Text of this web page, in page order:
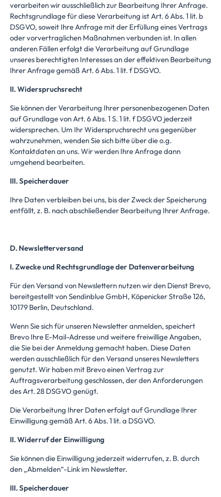
verarbeiten wir ausschließlich zur Bearbeitung Ihrer Anfrage.
Rechtsgrundlage für diese Verarbeitung ist Art. 6 Abs. 1 lit. b
DSGVO, soweit Ihre Anfrage mit der Erfüllung eines Vertrags
oder vorvertraglichen Maßnahmen verbunden ist. In allen
anderen Fällen erfolgt die Verarbeitung auf Grundlage
unseres berechtigten Interesses an der effektiven Bearbeitung
Ihrer Anfrage gemäß Art. 6 Abs. 1 lit. f DSGVO.
II. Widerspruchsrecht
Sie können der Verarbeitung Ihrer personenbezogenen Daten
auf Grundlage von Art. 6 Abs. 1 S. 1 lit. f DSGVO jederzeit
widersprechen. Um Ihr Widerspruchsrecht uns gegenüber
wahrzunehmen, wenden Sie sich bitte über die o.g.
Kontaktdaten an uns. Wir werden Ihre Anfrage dann
umgehend bearbeiten.
III. Speicherdauer
Ihre Daten verbleiben bei uns, bis der Zweck der Speicherung
entfällt, z. B. nach abschließender Bearbeitung Ihrer Anfrage.
D. Newsletterversand
I. Zwecke und Rechtsgrundlage der Datenverarbeitung
Für den Versand von Newslettern nutzen wir den Dienst Brevo,
bereitgestellt von Sendinblue GmbH, Köpenicker Straße 126,
10179 Berlin, Deutschland.
Wenn Sie sich für unseren Newsletter anmelden, speichert
Brevo Ihre E-Mail-Adresse und weitere freiwillige Angaben,
die Sie bei der Anmeldung gemacht haben. Diese Daten
werden ausschließlich für den Versand unseres Newsletters
genutzt. Wir haben mit Brevo einen Vertrag zur
Auftragsverarbeitung geschlossen, der den Anforderungen
des Art. 28 DSGVO genügt.
Die Verarbeitung Ihrer Daten erfolgt auf Grundlage Ihrer
Einwilligung gemäß Art. 6 Abs. 1 lit. a DSGVO.
II. Widerruf der Einwilligung
Sie können die Einwilligung jederzeit widerrufen, z. B. durch
den „Abmelden“-Link im Newsletter.
III. Speicherdauer